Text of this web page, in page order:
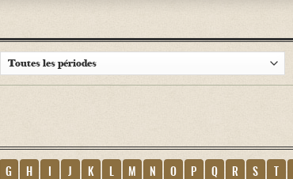
G H J K M N O P Q R S